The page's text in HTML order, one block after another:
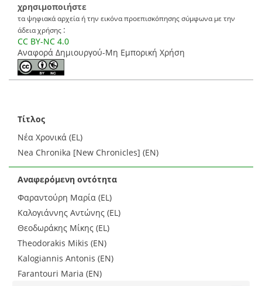
χρησιμοποιήστε
τα ψηφιακά αρχεία ή την εικόνα προεπισκόπησης σύμφωνα με την
άδεια χρήσης :
CC BY-NC 4.0
Αναφορά Δημιουργού-Μη Εμπορική Χρήση
Τίτλος
Νέα Χρονικά (EL)
Nea Chronika [New Chronicles] (EN)
Αναφερόμενη οντότητα
Φαραντούρη Μαρία (EL)
Καλογιάννης Αντώνης (EL)
Θεοδωράκης Μίκης (EL)
Theodorakis Mikis (EN)
Kalogiannis Antonis (EN)
Farantouri Maria (EN)